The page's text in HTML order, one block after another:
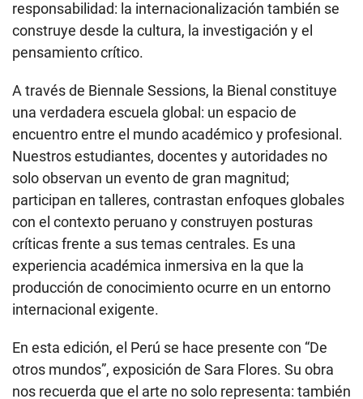
responsabilidad: la internacionalización también se
construye desde la cultura, la investigación y el
pensamiento crítico.
A través de Biennale Sessions, la Bienal constituye
una verdadera escuela global: un espacio de
encuentro entre el mundo académico y profesional.
Nuestros estudiantes, docentes y autoridades no
solo observan un evento de gran magnitud;
participan en talleres, contrastan enfoques globales
con el contexto peruano y construyen posturas
críticas frente a sus temas centrales. Es una
experiencia académica inmersiva en la que la
producción de conocimiento ocurre en un entorno
internacional exigente.
En esta edición, el Perú se hace presente con “De
otros mundos”, exposición de Sara Flores. Su obra
nos recuerda que el arte no solo representa: también